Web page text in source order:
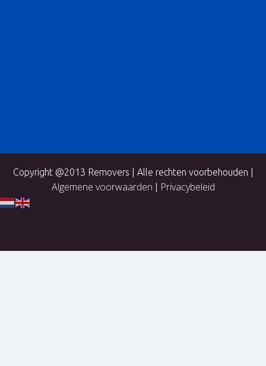
Copyright @2013 Removers | Alle rechten voorbehouden |
Algemene voorwaarden Privacybeleid